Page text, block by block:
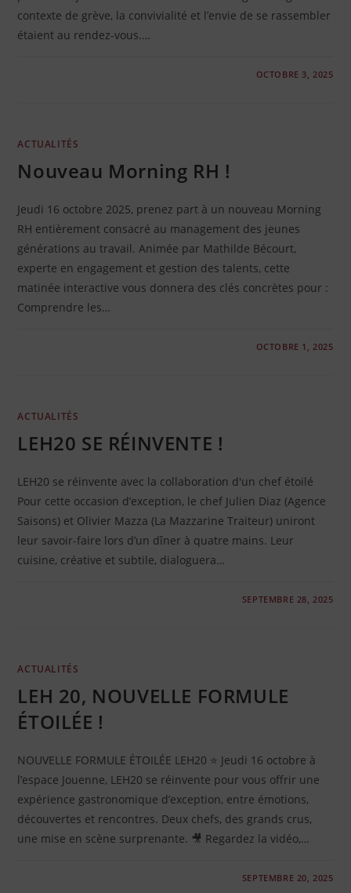
contexte de grève, la convivialité et l’envie de se rassembler
étaient au rendez-vous.…
OCTOBRE 3, 2025
ACTUALITÉS
Nouveau Morning RH !
Jeudi 16 octobre 2025, prenez part à un nouveau Morning
RH entièrement consacré au management des jeunes
générations au travail. Animée par Mathilde Bécourt,
experte en engagement et gestion des talents, cette
matinée interactive vous donnera des clés concrètes pour :
Comprendre les…
OCTOBRE 1, 2025
ACTUALITÉS
LEH20 SE RÉINVENTE !
LEH20 se réinvente avec la collaboration d'un chef étoilé
Pour cette occasion d’exception, le chef Julien Diaz (Agence
Saisons) et Olivier Mazza (La Mazzarine Traiteur) uniront
leur savoir-faire lors d’un dîner à quatre mains. Leur
cuisine, créative et subtile, dialoguera…
SEPTEMBRE 28, 2025
ACTUALITÉS
LEH 20, NOUVELLE FORMULE
ÉTOILÉE !
NOUVELLE FORMULE ÉTOILÉE LEH20 ⭐ Jeudi 16 octobre à
l’espace Jouenne, LEH20 se réinvente pour vous offrir une
expérience gastronomique d’exception, entre émotions,
découvertes et rencontres. Deux chefs, des grands crus,
une mise en scène surprenante. 🎥 Regardez la vidéo,…
SEPTEMBRE 20, 2025